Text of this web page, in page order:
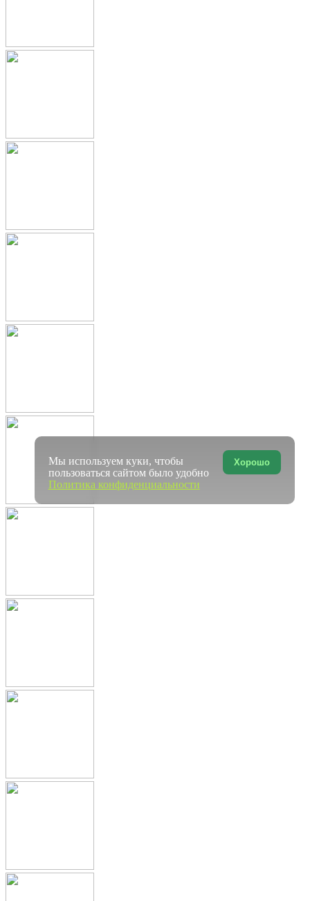
Хорошо
Мы используем куки, чтобы
пользоваться сайтом было удобно
Политика конфиденциальности